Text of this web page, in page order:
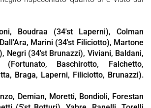
Boudraa (34'st Laperni), Colman
Marini (34'st Filiciotto), Martone
Negri (34'st Brunazzi), Viviani, Baldani,
Baschirotto, Falchetto,
Braga, Laperni, Filiciotto, Brunazzi).
Demian, Moretti, Bondioli, Forestan